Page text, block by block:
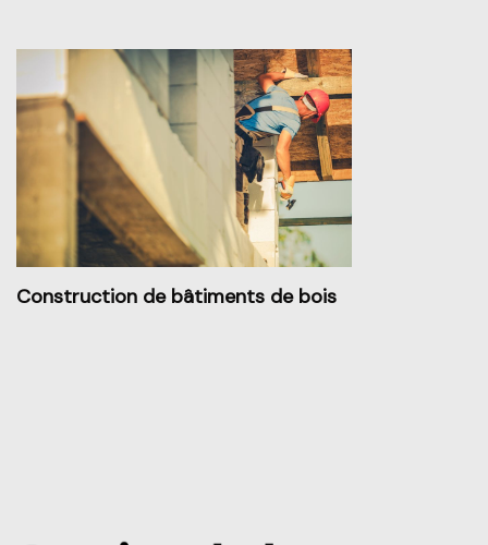
Construction de bâtiments de bois